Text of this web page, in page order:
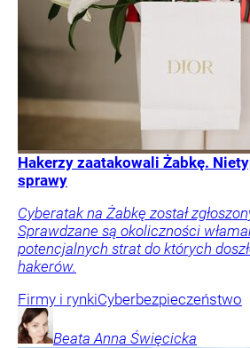
Hakerzy zaatakowali Żabkę.
sprawy
Cyberatak na Żabkę został
Sprawdzane są okoliczności
potencjalnych strat do których
hakerów.
Firmy i rynkiCyberbezpieczeństwo
Beata Anna Święcicka